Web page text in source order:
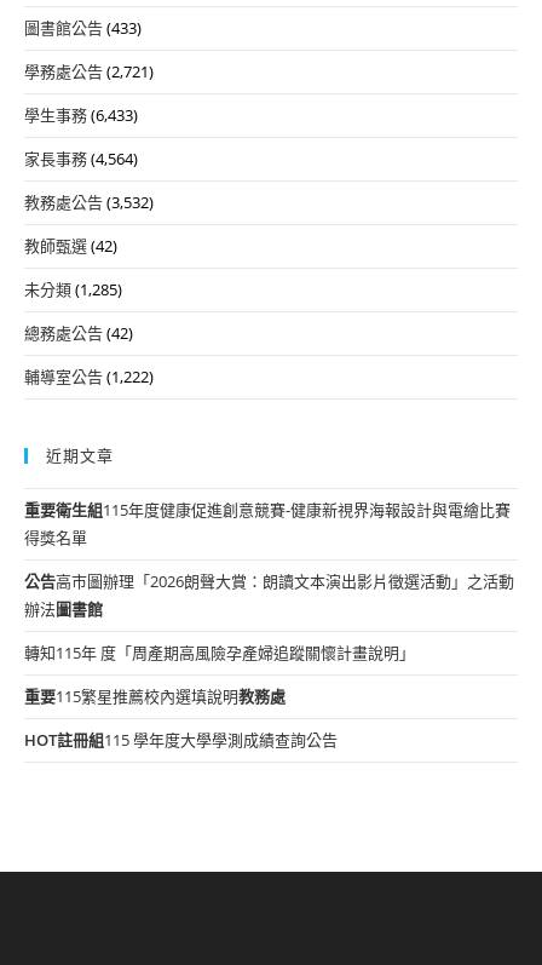
圖書館公告(433)
學務處公告(2,721)
學生事務(6,433)
家長事務(4,564)
教務處公告(3,532)
教師甄選(42)
未分類(1,285)
總務處公告(42)
輔導室公告(1,222)
近期文章
重要衛生組115年度健康促進創意競賽-健康新視界海報設計與電繪比賽
得獎名單
公告高市圖辦理「2026朗聲大賞：朗讀文本演出影片徵選活動」之活動
辦法圖書館
轉知115年 度「周產期高風險孕產婦追蹤關懷計畫說明」
重要115繁星推薦校內選填說明教務處
HOT註冊組115 學年度大學學測成績查詢公告